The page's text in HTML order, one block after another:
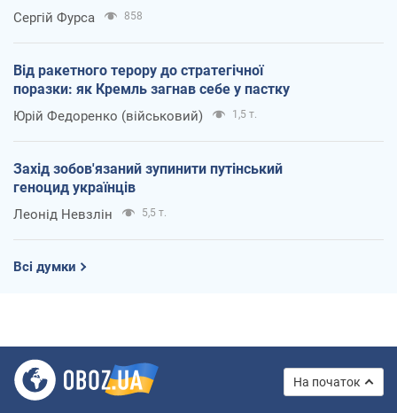
Сергій Фурса 858
Від ракетного терору до стратегічної
поразки: як Кремль загнав себе у пастку
Юрій Федоренко (військовий) 1,5 т.
Захід зобов'язаний зупинити путінський
геноцид українців
Леонід Невзлін 5,5 т.
Всі думки
На початок